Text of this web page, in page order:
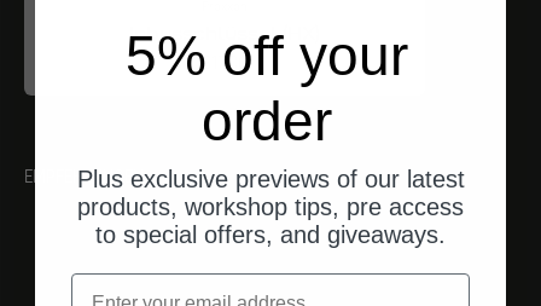
Inbusschlüssel (HX)
Angebot
$17.00
EMPFEHLUNGEN
5% off your
order
Plus exclusive previews of our latest
products, workshop tips, pre access
to special offers, and giveaways.
Email